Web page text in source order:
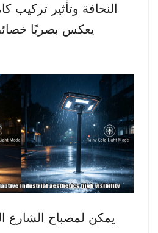
النحافة وتأثير تركيب
يعكس بصريًا